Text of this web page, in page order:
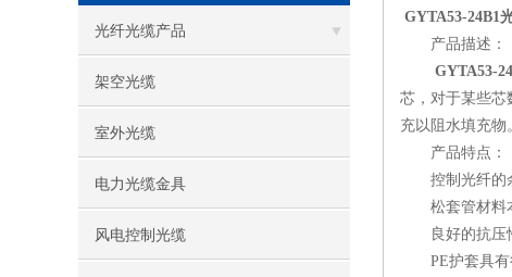
光纤光缆产品
架空光缆
室外光缆
电力光缆金具
风电控制光缆
GYTA53-24B1
产品描述：
GYTA53-
芯，对于某些芯
充以阻水填充物
产品特点：
控制光纤的余
松套管材料本
良好的抗压
PE护套具有